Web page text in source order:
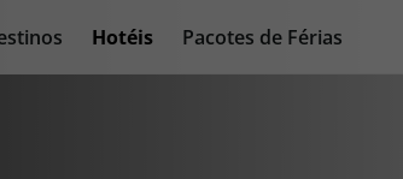
Hotéis
Pacotes de Férias
Blog TopViagens